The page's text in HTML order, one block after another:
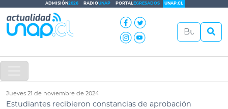
ADMISIÓN2026 RADIOUNAP PORTALEGRESADOS UNAP.CL
Jueves 21 de noviembre de 2024
Estudiantes recibieron constancias de aprobación